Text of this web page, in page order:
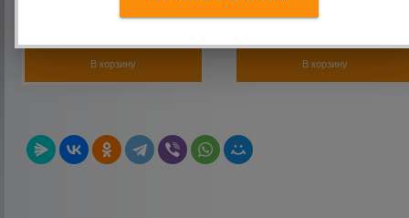
руб.
В корзину
4 490
В корзину